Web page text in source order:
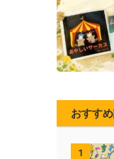
おすす
1